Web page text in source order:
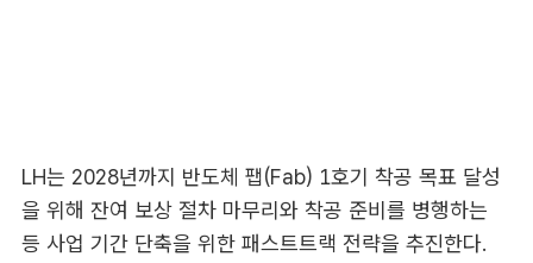
LH는 2028년까지 반도체 팹(Fab) 1호기 착공 목표 달성
을 위해 잔여 보상 절차 마무리와 착공 준비를 병행하는
등 사업 기간 단축을 위한 패스트트랙 전략을 추진한다.